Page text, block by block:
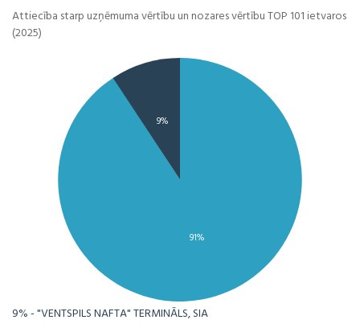
Attiecība starp uzņēmuma vērtību un nozares vērtību TOP 101 ietvaros
(2025)
91%
9%
9% - "VENTSPILS NAFTA" TERMINĀLS, SIA